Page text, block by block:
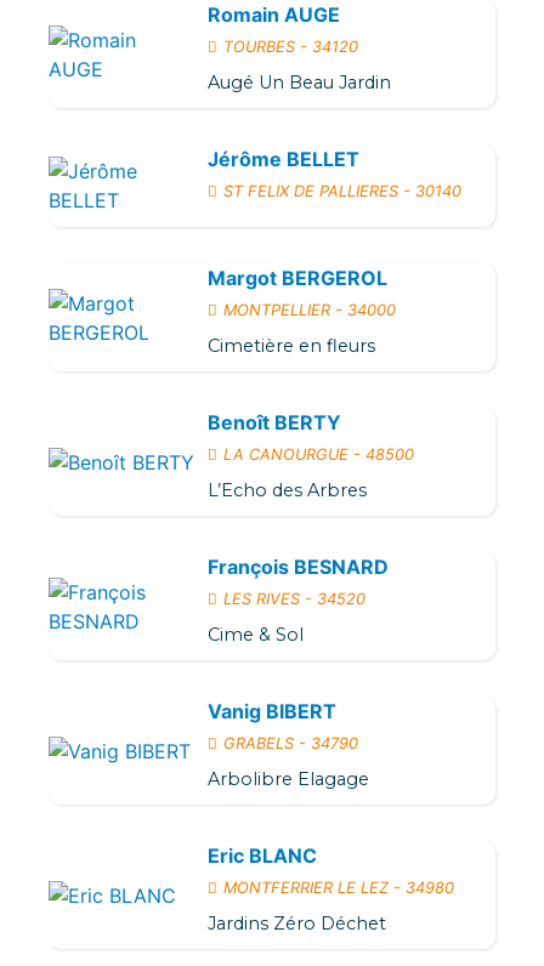
Romain AUGE
TOURBES - 34120
Augé Un Beau Jardin
Jérôme BELLET
ST FELIX DE PALLIERES - 30140
Margot BERGEROL
MONTPELLIER - 34000
Cimetière en fleurs
Benoît BERTY
LA CANOURGUE - 48500
L’Echo des Arbres
François BESNARD
LES RIVES - 34520
Cime & Sol
Vanig BIBERT
GRABELS - 34790
Arbolibre Elagage
Eric BLANC
MONTFERRIER LE LEZ - 34980
Jardins Zéro Déchet